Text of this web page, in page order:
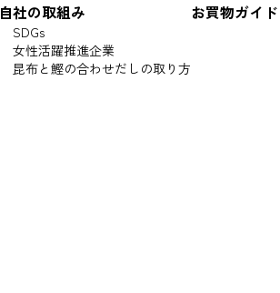
自社の取組み
SDGs
女性活躍推進企業
昆布と鰹の合わせだしの取り方
お買物ガイド